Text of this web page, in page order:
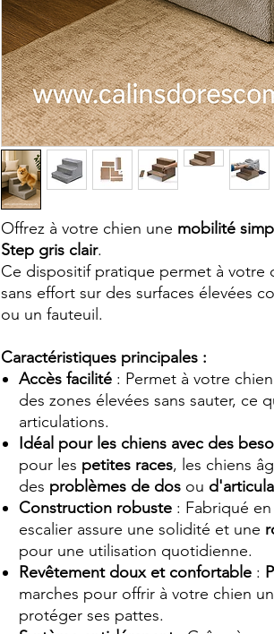
Offrez à votre chien une mobilité
Step gris clair.
Ce dispositif pratique permet à votre
sans effort sur des surfaces élevées
ou un fauteuil.
Caractéristiques principales :
Accès facilité : Permet à votre
des zones élevées sans sauter, ce
articulations.
Idéal pour les chiens avec des
pour les petites races, les chiens
des problèmes de dos ou
Construction robuste : Fabriqué en
escalier assure une solidité et une
pour une utilisation quotidienne.
Revêtement doux et confortable :
marches pour offrir à votre chien
protéger ses pattes.